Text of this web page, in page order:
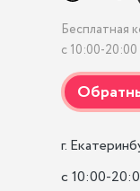
Бесплатная
с 10:00-
г.
с 10:00-